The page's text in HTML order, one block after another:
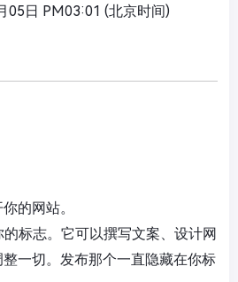
05日 PM03:01 (北京时间)
的网站。
的标志。它可以撰写文案、设计网
一切。发布那个一直隐藏在你标